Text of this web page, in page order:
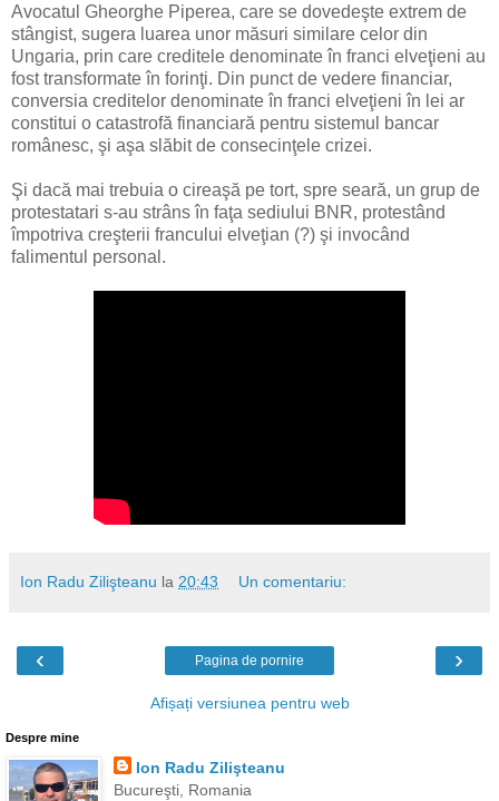
Avocatul Gheorghe Piperea, care se dovedeşte extrem de
stângist, sugera luarea unor măsuri similare celor din
Ungaria, prin care creditele denominate în franci elveţieni au
fost transformate în forinţi. Din punct de vedere financiar,
conversia creditelor denominate în franci elveţieni în lei ar
constitui o catastrofă financiară pentru sistemul bancar
românesc, şi aşa slăbit de consecinţele crizei.
Şi dacă mai trebuia o cireaşă pe tort, spre seară, un grup de
protestatari s-au strâns în faţa sediului BNR, protestând
împotriva creşterii francului elveţian (?) şi invocând
falimentul personal.
Ion Radu Zilişteanu la 20:43 Un comentariu:
‹ ›
Pagina de pornire
Afișați versiunea pentru web
Despre mine
Ion Radu Zilişteanu
Bucureşti, Romania